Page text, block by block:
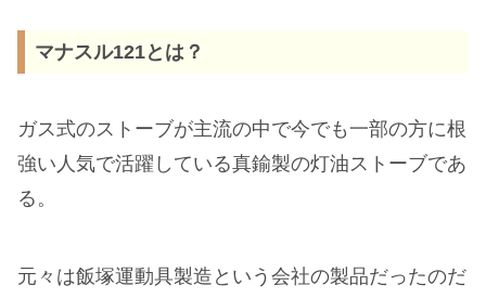
マナスル121とは？
ガス式のストーブが主流の中で今でも一部の方に根
強い人気で活躍している真鍮製の灯油ストーブであ
る。
元々は飯塚運動具製造という会社の製品だったのだ